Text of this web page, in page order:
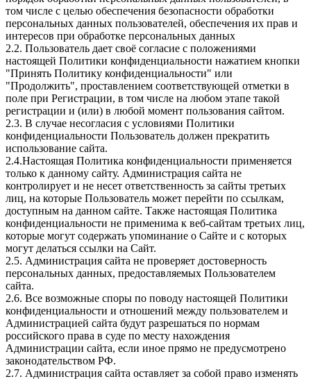
том числе с целью обеспечения безопасности обработки
персональных данных пользователей, обеспечения их прав и
интересов при обработке персональных данных
2.2. Пользователь дает своё согласие с положениями
настоящей Политики конфиденциальности нажатием кнопки
"Принять Политику конфиденциальности" или
"Продолжить", проставлением соответствующей отметки в
поле при Регистрации, в том числе на любом этапе такой
регистрации и (или) в любой момент пользования сайтом.
2.3. В случае несогласия с условиями Политики
конфиденциальности Пользователь должен прекратить
использование сайта.
2.4.Настоящая Политика конфиденциальности применяется
только к данному сайту. Администрация сайта не
контролирует и не несет ответственность за сайты третьих
лиц, на которые Пользователь может перейти по ссылкам,
доступным на данном сайте. Также настоящая Политика
конфиденциальности не применима к веб-сайтам третьих лиц,
которые могут содержать упоминание о Сайте и с которых
могут делаться ссылки на Сайт.
2.5. Администрация сайта не проверяет достоверность
персональных данных, предоставляемых Пользователем
сайта.
2.6. Все возможные споры по поводу настоящей Политики
конфиденциальности и отношений между пользователем и
Администрацией сайта будут разрешаться по нормам
российского права в суде по месту нахождения
Администрации сайта, если иное прямо не предусмотрено
законодательством РФ.
2.7. Администрация сайта оставляет за собой право изменять